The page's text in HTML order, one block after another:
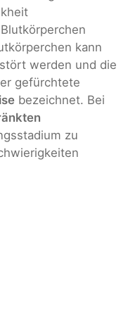
kann
werden und die
gefürchtete
bezeichnet. Bei
zu